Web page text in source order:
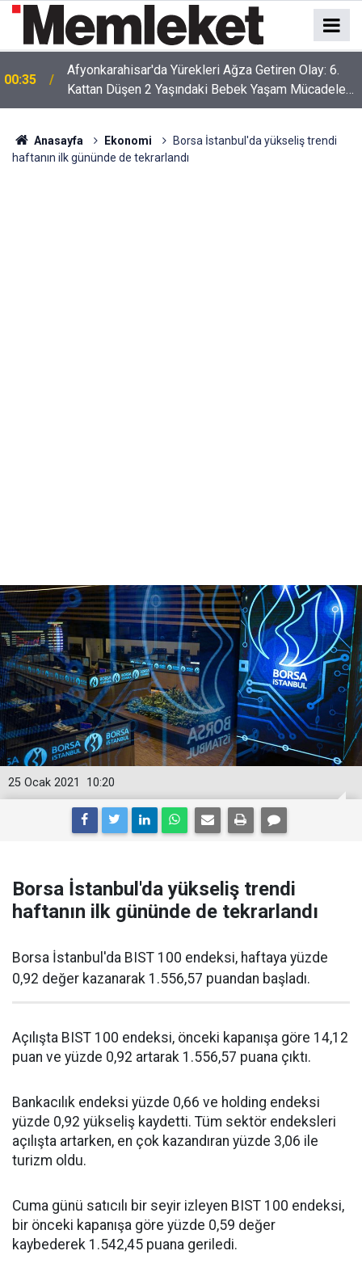
00:35
Afyonkarahisar'da Yürekleri Ağza Getiren Olay: 6.
Kattan Düşen 2 Yaşındaki Bebek Yaşam Mücadelesi
Veriyor
Anasayfa Ekonomi
Borsa İstanbul'da yükseliş trendi
haftanın ilk gününde de tekrarlandı
10:20
25 Ocak 2021
Borsa İstanbul'da yükseliş trendi
haftanın ilk gününde de tekrarlandı
Borsa İstanbul'da BIST 100 endeksi, haftaya yüzde
0,92 değer kazanarak 1.556,57 puandan başladı.
Açılışta BIST 100 endeksi, önceki kapanışa göre 14,12
puan ve yüzde 0,92 artarak 1.556,57 puana çıktı.
Bankacılık endeksi yüzde 0,66 ve holding endeksi
yüzde 0,92 yükseliş kaydetti. Tüm sektör endeksleri
açılışta artarken, en çok kazandıran yüzde 3,06 ile
turizm oldu.
Cuma günü satıcılı bir seyir izleyen BIST 100 endeksi,
bir önceki kapanışa göre yüzde 0,59 değer
kaybederek 1.542,45 puana geriledi.